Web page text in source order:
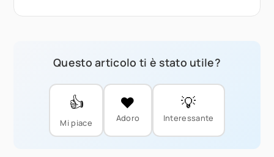
Questo articolo ti è stato utile?
👍
Mi piace
❤️
Adoro
💡
Interessante